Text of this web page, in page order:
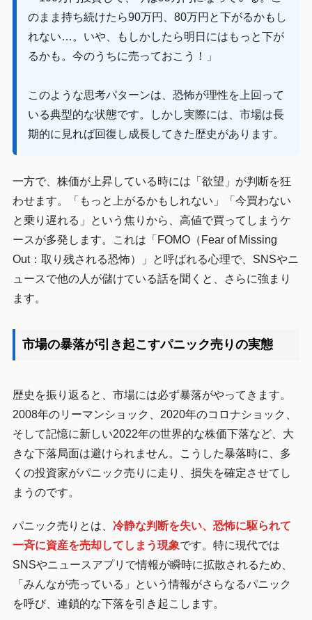
のまま持ち続けたら90万円、80万円と下がるかもし
れない…。いや、もしかしたら明日にはもっと下が
るかも。今のうちに売っておこう！」
このような思考パターンは、恐怖が理性を上回って
いる典型的な状態です。しかし実際には、市場は長
期的に見れば回復し成長してきた歴史があります。
一方で、株価が上昇している時には「欲望」が判断を狂
わせます。「もっと上がるかもしれない」「今買わない
と乗り遅れる」という焦りから、高値で買ってしまうケ
ースが多発します。これは「FOMO（Fear of Missing
Out：取り残される恐怖）」と呼ばれる心理で、SNSやニ
ュースで他の人が儲けている話を聞くと、さらに強まり
ます。
市場の暴落が引き起こすパニック売りの実態
歴史を振り返ると、市場には必ず暴落がやってきます。
2008年のリーマンショック、2020年のコロナショック、
そして記憶に新しい2022年の世界的な株価下落など、大
きな下落局面は避けられません。こうした暴落時に、多
くの投資家がパニック売りに走り、損失を確定させてし
まうのです。
パニック売りとは、 冷静な判断を失い、恐怖に駆られて
一斉に資産を売却してしまう現象です。特に現代では
SNSやニュースアプリで情報が瞬時に拡散されるため、
「みんなが売っている」という情報がさらなるパニック
を呼び、連鎖的な下落を引き起こします。